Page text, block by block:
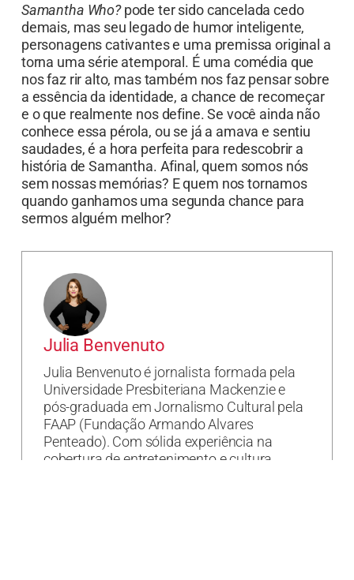
Samantha Who?pode ter sido cancelada cedo
demais, mas seu legado de humor inteligente,
personagens cativantes e uma premissa original a
torna uma série atemporal. É uma comédia que
nos faz rir alto, mas também nos faz pensar sobre
a essência da identidade, a chance de recomeçar
e o que realmente nos define. Se você ainda não
conhece essa pérola, ou se já a amava e sentiu
saudades, é a hora perfeita para redescobrir a
história de Samantha. Afinal, quem somos nós
sem nossas memórias? E quem nos tornamos
quando ganhamos uma segunda chance para
sermos alguém melhor?
Julia Benvenuto
Julia Benvenuto é jornalista formada pela
Universidade Presbiteriana Mackenzie e
pós-graduada em Jornalismo Cultural pela
FAAP (Fundação Armando Alvares
Penteado). Com sólida experiência na
cobertura de entretenimento e cultura,